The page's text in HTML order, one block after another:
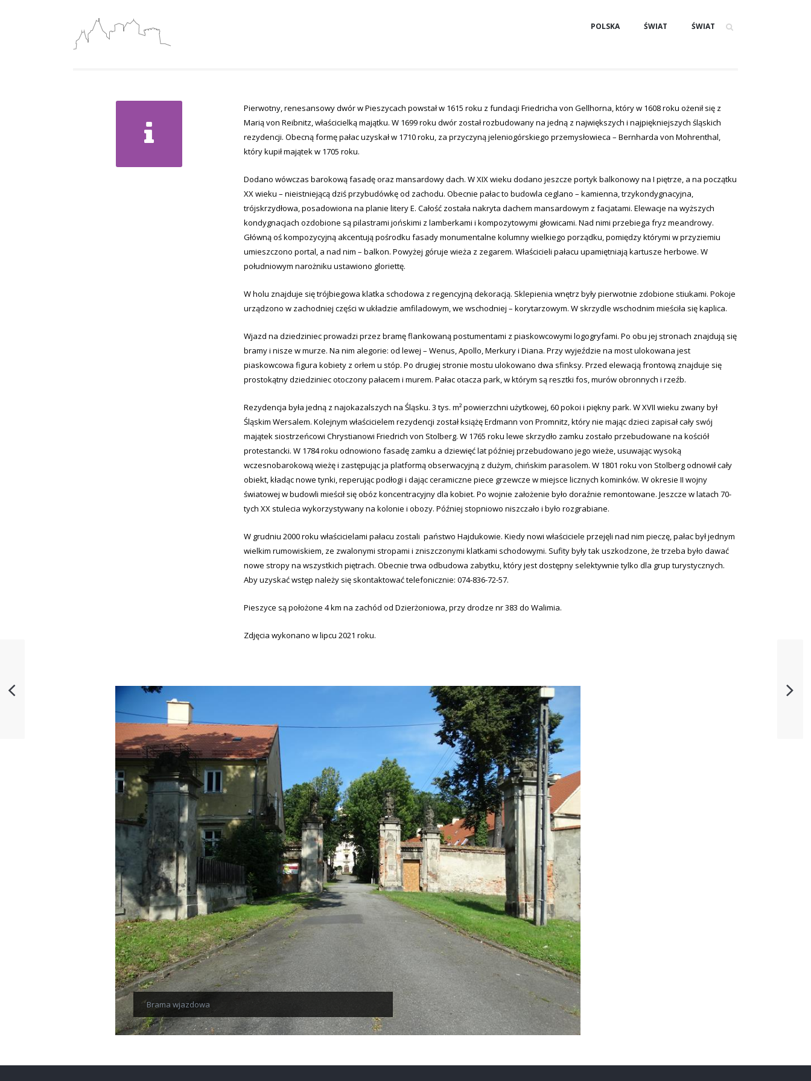
POLSKA ŚWIAT ŚWIAT
Pierwotny, renesansowy dwór w Pieszycach powstał w 1615 roku z fundacji Friedricha von Gellhorna, który w 1608 roku ożenił się z
Marią von Reibnitz, właścicielką majątku. W 1699 roku dwór został rozbudowany na jedną z największych i najpiękniejszych śląskich
rezydencji. Obecną formę pałac uzyskał w 1710 roku, za przyczyną jeleniogórskiego przemysłowieca – Bernharda von Mohrenthal,
który kupił majątek w 1705 roku.
Dodano wówczas barokową fasadę oraz mansardowy dach. W XIX wieku dodano jeszcze portyk balkonowy na I piętrze, a na początku
XX wieku – nieistniejącą dziś przybudówkę od zachodu. Obecnie pałac to budowla ceglano – kamienna, trzykondygnacyjna,
trójskrzydłowa, posadowiona na planie litery E. Całość została nakryta dachem mansardowym z facjatami. Elewacje na wyższych
kondygnacjach ozdobione są pilastrami jońskimi z lamberkami i kompozytowymi głowicami. Nad nimi przebiega fryz meandrowy.
Główną oś kompozycyjną akcentują pośrodku fasady monumentalne kolumny wielkiego porządku, pomiędzy którymi w przyziemiu
umieszczono portal, a nad nim – balkon. Powyżej góruje wieża z zegarem. Właścicieli pałacu upamiętniają kartusze herbowe. W
południowym narożniku ustawiono gloriettę.
W holu znajduje się trójbiegowa klatka schodowa z regencyjną dekoracją. Sklepienia wnętrz były pierwotnie zdobione stiukami. Pokoje
urządzono w zachodniej części w układzie amfiladowym, we wschodniej – korytarzowym. W skrzydle wschodnim mieściła się kaplica.
Wjazd na dziedziniec prowadzi przez bramę flankowaną postumentami z piaskowcowymi logogryfami. Po obu jej stronach znajdują się
bramy i nisze w murze. Na nim alegorie: od lewej – Wenus, Apollo, Merkury i Diana. Przy wyjeździe na most ulokowana jest
piaskowcowa figura kobiety z orłem u stóp. Po drugiej stronie mostu ulokowano dwa sfinksy. Przed elewacją frontową znajduje się
prostokątny dziedziniec otoczony pałacem i murem. Pałac otacza park, w którym są resztki fos, murów obronnych i rzeźb.
Rezydencja była jedną z najokazalszych na Śląsku. 3 tys. m² powierzchni użytkowej, 60 pokoi i piękny park. W XVII wieku zwany był
Śląskim Wersalem. Kolejnym właścicielem rezydencji został książę Erdmann von Promnitz, który nie mając dzieci zapisał cały swój
majątek siostrzeńcowi Chrystianowi Friedrich von Stolberg. W 1765 roku lewe skrzydło zamku zostało przebudowane na kościół
protestancki. W 1784 roku odnowiono fasadę zamku a dziewięć lat później przebudowano jego wieże, usuwając wysoką
wczesnobarokową wieżę i zastępując ja platformą obserwacyjną z dużym, chińskim parasolem. W 1801 roku von Stolberg odnowił cały
obiekt, kładąc nowe tynki, reperując podłogi i dając ceramiczne piece grzewcze w miejsce licznych kominków. W okresie II wojny
światowej w budowli mieścił się obóz koncentracyjny dla kobiet. Po wojnie założenie było doraźnie remontowane. Jeszcze w latach 70-
tych XX stulecia wykorzystywany na kolonie i obozy. Później stopniowo niszczało i było rozgrabiane.
W grudniu 2000 roku właścicielami pałacu zostali państwo Hajdukowie. Kiedy nowi właściciele przejęli nad nim pieczę, pałac był jednym
wielkim rumowiskiem, ze zwalonymi stropami i zniszczonymi klatkami schodowymi. Sufity były tak uszkodzone, że trzeba było dawać
nowe stropy na wszystkich piętrach. Obecnie trwa odbudowa zabytku, który jest dostępny selektywnie tylko dla grup turystycznych.
Aby uzyskać wstęp należy się skontaktować telefonicznie: 074-836-72-57.
Pieszyce są położone 4 km na zachód od Dzierżoniowa, przy drodze nr 383 do Walimia.
Zdjęcia wykonano w lipcu 2021 roku.
Brama wjazdowa